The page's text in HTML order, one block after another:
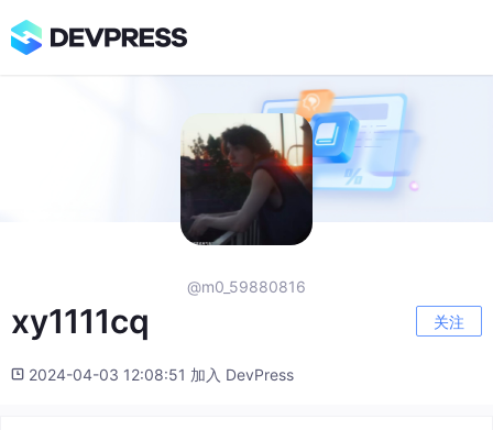
@m0_59880816
xy1111cq 关注
2024-04-03 12:08:51 加入 DevPress